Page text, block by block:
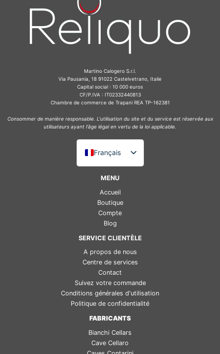
Martino Calogero S.r.l.
Via Pausania, 18 91022 Castelvetrano, Italie
Capital social : 10 000 euros
CF/P.IVA : IT02332440813
Chambre de commerce de Trapani REA TP-162381
Consommer de manière responsable. L'utilisation du site et du service est réservée aux
utilisateurs ayant l'âge légal en vertu de la loi applicable.
Français
Italiano
Deutsch
Español
MENU
Accueil
Boutique
Compte
Blog
SERVICE CLIENTÈLE
A propos de nous
Centre de services
Contact
Suivez votre commande
Conditions générales d'utilisation
Politique de confidentialité
FABRICANTS
Bianchi Cellars
Cave Cellaro